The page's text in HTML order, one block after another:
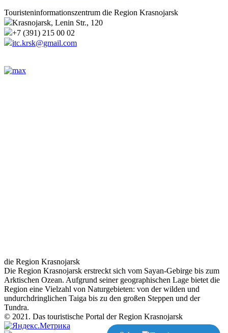
Touristeninformationszentrum die Region Krasnojarsk
Krasnojarsk, Lenin Str., 120
+7 (391) 215 00 02
itc.krsk@gmail.com
die Region Krasnojarsk
Die Region Krasnojarsk erstreckt sich vom Sayan-Gebirge bis zum
Arktischen Ozean. Aufgrund seiner geographischen Lage bietet die
Region eine Vielzahl von Naturgebieten: von der wilden und
undurchdringlichen Taiga bis zu den großen Steppen und der
Tundra.
© 2021. Das touristische Portal der Region Krasnojarsk